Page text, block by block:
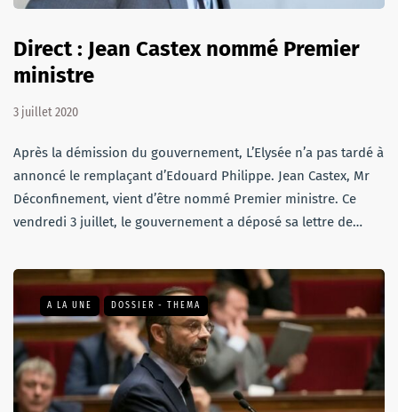
Direct : Jean Castex nommé Premier
ministre
3 juillet 2020
Après la démission du gouvernement, L’Elysée n’a pas tardé à
annoncé le remplaçant d’Edouard Philippe. Jean Castex, Mr
Déconfinement, vient d’être nommé Premier ministre. Ce
vendredi 3 juillet, le gouvernement a déposé sa lettre de…
A LA UNE DOSSIER - THEMA